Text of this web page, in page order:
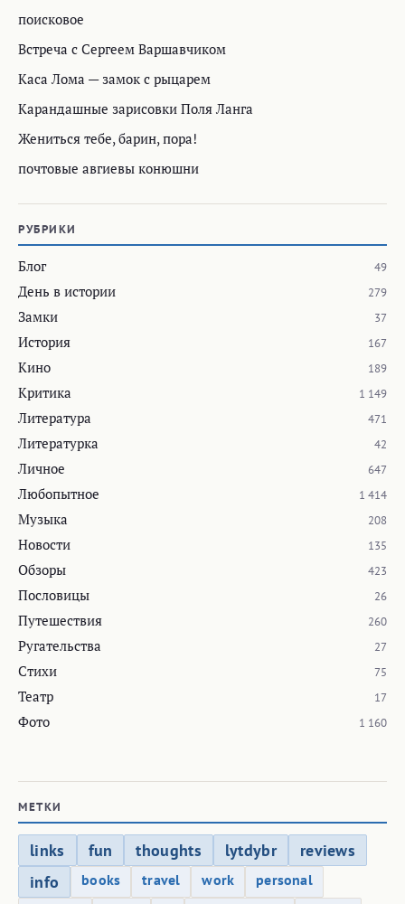
поисковое
Встреча с Сергеем Варшавчиком
Каса Лома — замок с рыцарем
Карандашные зарисовки Поля Ланга
Жениться тебе, барин, пора!
почтовые авгиевы конюшни
РУБРИКИ
Блог 49
День в истории 279
Замки 37
История 167
Кино 189
Критика 1 149
Литература 471
Литературка 42
Личное 647
Любопытное 1 414
Музыка 208
Новости 135
Обзоры 423
Пословицы 26
Путешествия 260
Ругательства 27
Стихи 75
Театр 17
Фото 1 160
МЕТКИ
links fun thoughts lytdybr
reviews
info
books travel work
personal